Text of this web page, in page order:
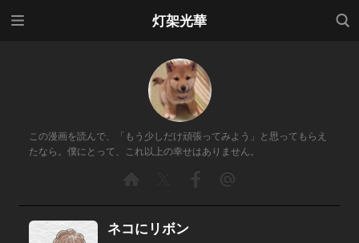
灯架光華
検索
この漫画を読んで、「もう少しだけ頑張ってみよう」と思ってもらえ
たなら。僕にとって、これ以上の幸せはありません。
ネコにリボン